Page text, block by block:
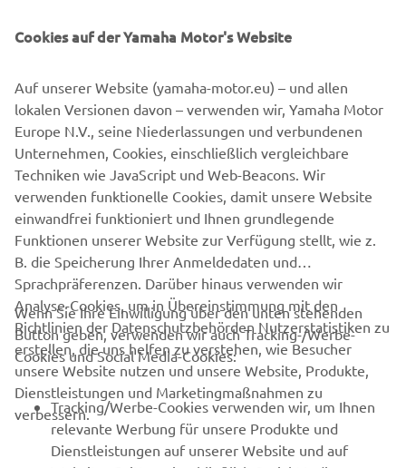
Now Yamaha are about to take the high performance SxS
remarkable new YXZ1000R SS.
Featuring a racing-style paddle shift system that offers
even quicker acceleration and a higher level of
controllability in extreme situations, this high specification
supersport SxS brings computer-controlled racing car
technology to the ROV category for the first time.
UNTERNEHMEN
B2B
MEHR YAMAHA
Cookies auf der Yamaha Motor's Website
Auf unserer Website (yamaha-motor.eu) – und allen
lokalen Versionen davon – verwenden wir, Yamaha Motor
Europe N.V., seine Niederlassungen und verbundenen
Unternehmen, Cookies, einschließlich vergleichbare
Techniken wie JavaScript und Web-Beacons. Wir
verwenden funktionelle Cookies, damit unsere Website
einwandfrei funktioniert und Ihnen grundlegende
Funktionen unserer Website zur Verfügung stellt, wie z.
B. die Speicherung Ihrer Anmeldedaten und
Sprachpräferenzen. Darüber hinaus verwenden wir
Analyse-Cookies, um in Übereinstimmung mit den
Richtlinien der Datenschutzbehörden Nutzerstatistiken zu
erstellen, die uns helfen zu verstehen, wie Besucher
unsere Website nutzen und unsere Website, Produkte,
Dienstleistungen und Marketingmaßnahmen zu
verbessern.
Wenn Sie Ihre Einwilligung über den unten stehenden
Button geben, verwenden wir auch Tracking-/Werbe-
Cookies und Social Media-Cookies:
Tracking/Werbe-Cookies verwenden wir, um Ihnen
relevante Werbung für unsere Produkte und
Dienstleistungen auf unserer Website und auf